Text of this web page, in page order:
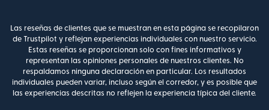
Las reseñas de clientes que se muestran en esta página se recopilaron
de Trustpilot y reflejan experiencias individuales con nuestro servicio.
Estas reseñas se proporcionan solo con fines informativos y
representan las opiniones personales de nuestros clientes. No
respaldamos ninguna declaración en particular. Los resultados
individuales pueden variar, incluso según el corredor, y es posible que
las experiencias descritas no reflejen la experiencia típica del cliente.